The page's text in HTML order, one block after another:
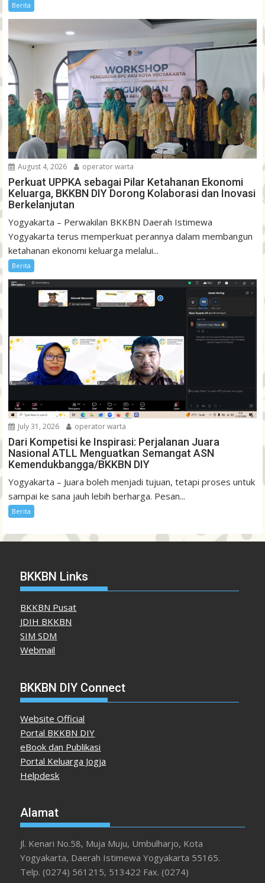
Berita
August 4, 2026 operator warta
Perkuat UPPKA sebagai Pilar Ketahanan Ekonomi
Keluarga, BKKBN DIY Dorong Kolaborasi dan Inovasi
Berkelanjutan
Yogyakarta – Perwakilan BKKBN Daerah Istimewa
Yogyakarta terus memperkuat perannya dalam membangun
ketahanan ekonomi keluarga melalui...
Berita
July 31, 2026 operator warta
Dari Kompetisi ke Inspirasi: Perjalanan Juara
Nasional ATLL Menguatkan Semangat ASN
Kemendukbangga/BKKBN DIY
Yogyakarta – Juara boleh menjadi tujuan, tetapi proses untuk
sampai ke sana jauh lebih berharga. Pesan...
Berita
BKKBN Links
BKKBN Pusat
JDIH BKKBN
SIM SDM
Webmail
BKKBN DIY Connect
Website Official
Portal BKKBN DIY
eBook dan Publikasi
Portal Keluarga Jogja
Helpdesk
Alamat
Jl. Kenari No.58, Muja Muju, Umbulharjo, Kota
Yogyakarta, Daerah Istimewa Yogyakarta 55165.
Telp. (0274) 561215, 513422 Fax. (0274)